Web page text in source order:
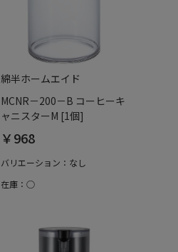
綿半ホームエイド
MCNR－200－B コーヒーキ
ャニスターM [1個]
￥968
バリエーション：なし
在庫：○